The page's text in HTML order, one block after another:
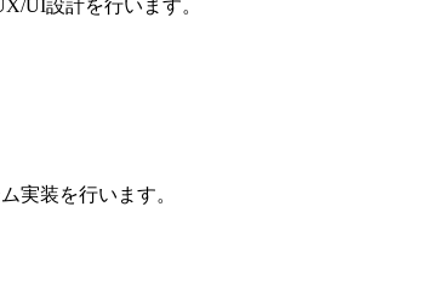
UI設計を行います。
実装を行います。